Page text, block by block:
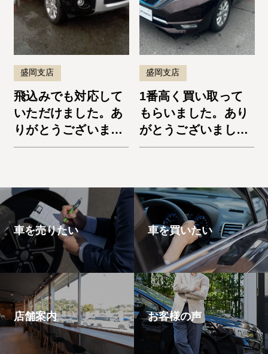
盛岡支店
飛込みでも対応して
いただけました。あ
りがとうございまし
た。デリカD:5
盛岡支店
1番高く買い取って
もらいました。あり
がとうございまし
た。ノートe-Power
車を売りたい 車を買いたい
店舗案内 お客様の声